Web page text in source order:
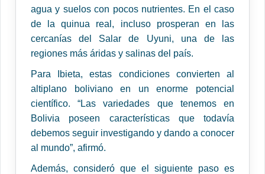
agua y suelos con pocos nutrientes. En el caso
de la quinua real, incluso prosperan en las
cercanías del Salar de Uyuni, una de las
regiones más áridas y salinas del país.
Para Ibieta, estas condiciones convierten al
altiplano boliviano en un enorme potencial
científico. “Las variedades que tenemos en
Bolivia poseen características que todavía
debemos seguir investigando y dando a conocer
al mundo”, afirmó.
Además, consideró que el siguiente paso es